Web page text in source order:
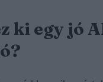
ki egy jó